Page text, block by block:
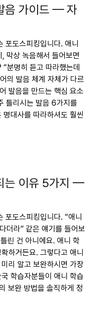
음 가이드 — 자
포도스피킹입니다. 애니
막상 녹음해서 들어보면
분명히 듣고 따라했는데
의 발음 체계 자체가 다르
발음을 만드는 핵심 요소
틀리시는 발음 6가지를
대사를 따라하셔도 훨씬
는 이유 5가지 —
포도스피킹입니다. “애니
더라” 같은 얘기를 들어보
린 건 아니에요. 애니 학
하거든요. 그렇다고 애니
리 알고 보완하시면 가장
학습자분들이 애니 학습
보완 방법을 솔직하게 정